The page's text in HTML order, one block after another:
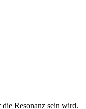
Resonanz sein wird.